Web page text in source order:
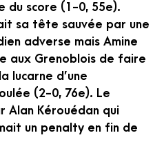
du score (1-0, 55e).
sa tête sauvée par une
adverse mais Amine
aux Grenoblois de faire
lucarne d’une
(2-0, 76e). Le
Alan Kérouédan qui
un penalty en fin de